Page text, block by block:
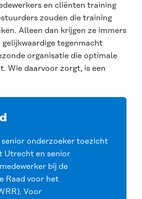
en cliënten training
zouden die training
Alleen dan krijgen ze immers
gelijkwaardige tegenmacht
organisatie die optimale
Wie daarvoor zorgt, is een
senior onderzoeker toezicht
Utrecht en senior
bij de
Raad voor het
Voor